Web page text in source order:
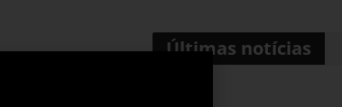
Últimas notícias